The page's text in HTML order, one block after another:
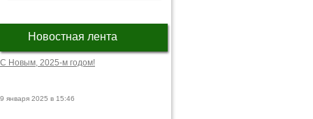
Новостная лента
С Новым, 2025-м годом!
9 января 2025 в 15:46